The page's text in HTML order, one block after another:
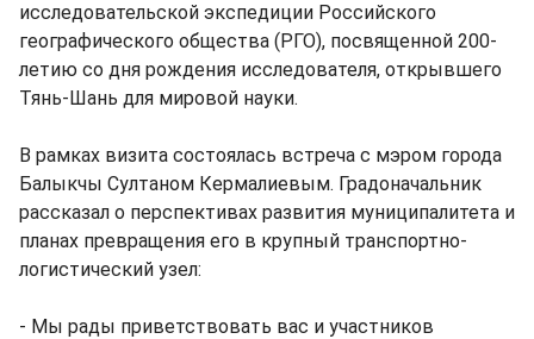
исследовательской экспедиции Российского
географического общества (РГО), посвященной 200-
летию со дня рождения исследователя, открывшего
Тянь-Шань для мировой науки.
В рамках визита состоялась встреча с мэром города
Балыкчы Султаном Кермалиевым. Градоначальник
рассказал о перспективах развития муниципалитета и
планах превращения его в крупный транспортно-
логистический узел:
- Мы рады приветствовать вас и участников